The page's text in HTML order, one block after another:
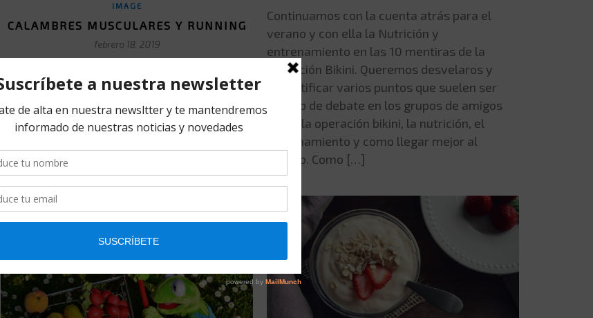
Continuamos con la cuenta atrás para el
verano y con ella la Nutrición y
entrenamiento en las 10 mentiras de la
operación Bikini. Queremos desvelaros y
desmitificar varios puntos que suelen ser
motivo de debate en los grupos de amigos
sobre la operación bikini, la nutrición, el
entrenamiento y como llegar mejor al
verano. Como […]
IMAGE
CALAMBRES MUSCULARES Y RUNNING
febrero 18, 2019
running? Si eres runner seguro que has
sufrido en algun momento calambres y has
podido sentir ese dolor agudo, que te obliga a
hemos sufrido esa sensación tan dolorosa
pero, ¿sabemos realmente qué son y a qué